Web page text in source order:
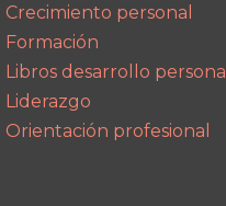
Crecimiento personal
Formación
Libros desarrollo personal
Liderazgo
Orientación profesional